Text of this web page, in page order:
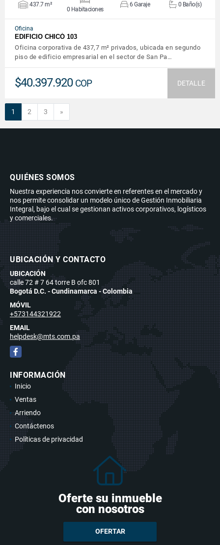
437.7 m²
0 Habitaciones
6 Garaje 0 Baño(s)
Oficina
EDIFICIO CHICÓ 103
Oficina corporativa de 437,7 m² privados, ubicada en segundo
piso de edificio empresarial en el sector de San Pa…
$40.397.920 COP DETALLE
1 2 3 »
QUIÉNES SOMOS
Nuestra experiencia nos convierte en referentes en el mercado y
nos permite consolidar un modelo único de Gestión Inmobiliaria
Integral, bajo el cual se gestionan activos corporativos, logísticos
y comerciales.
UBICACIÓN Y CONTACTO
UBICACIÓN
calle 72 # 7 64 torre B ofc 801
Bogotá D.C. - Cundinamarca - Colombia
MÓVIL
+573144321922
EMAIL
helpdesk@mts.com.pa
Facebook
INFORMACIÓN
Inicio
Ventas
Arriendo
Contáctenos
Políticas de privacidad
Oferte su inmueble
con nosotros
OFERTAR